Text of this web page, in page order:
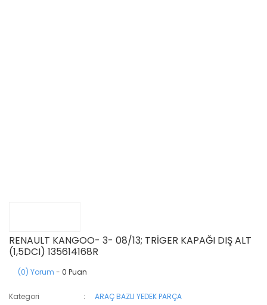
RENAULT KANGOO- 3- 08/13; TRİGER KAPAĞI DIŞ ALT
(1,5DCI) 135614168R
(0) Yorum - 0 Puan
Kategori
ARAÇ BAZLI YEDEK PARÇA